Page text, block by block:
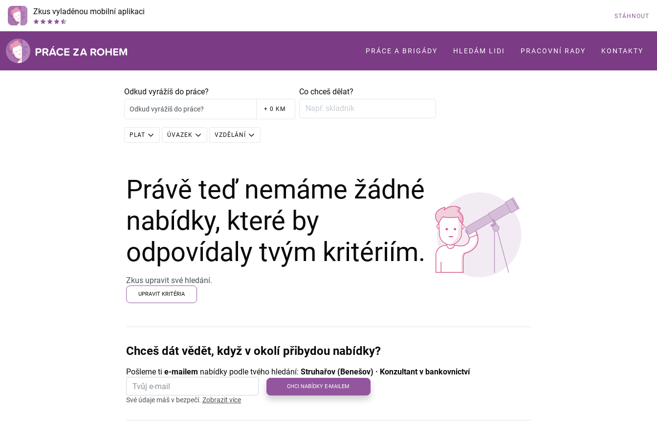
Zkus vyladěnou mobilní aplikaci STÁHNOUT
PRÁCE A BRIGÁDY HLEDÁM LIDI PRACOVNÍ RADY KONTAKTY
Odkud vyrážíš do práce?
Odkud vyrážíš do práce? + 0 KM
Co chceš dělat?
PLAT ÚVAZEK VZDĚLÁNÍ
Právě teď nemáme žádné
nabídky, které by
odpovídaly tvým kritériím.
Zkus upravit své hledání.
UPRAVIT KRITÉRIA
Chceš dát vědět, když v okolí přibydou nabídky?
Pošleme ti e-mailem nabídky podle tvého hledání: Struhařov (Benešov) · Konzultant v bankovnictví
CHCI NABÍDKY E-MAILEM
Své údaje máš v bezpečí. Zobrazit více